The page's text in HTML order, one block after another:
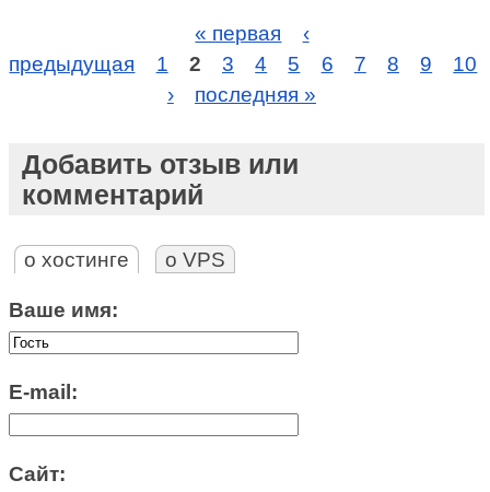
« первая
‹
предыдущая
1 2 3 4 5 6 7 8 9
10
›
последняя »
Добавить отзыв или
комментарий
о хостинге о VPS
Ваше имя:
E-mail:
Сайт: